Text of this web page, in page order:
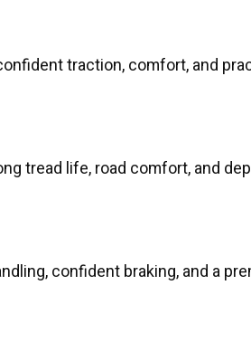
traction, comfort, and
tread life, road comfort, and
confident braking, and a